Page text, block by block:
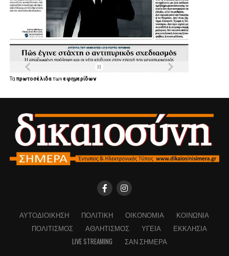
Ταπρωτοσέλιδατωνεφημερίδων
ΑΥΤΟΔΙΟΊΚΗΣΗ ΠΟΛΙΤΙΚΉ ΟΙΚΟΝΟΜΊΑ
ΚΟΙΝΩΝΊΑ
ΠΟΛΙΤΙΣΜΌΣ
ΑΘΛΗΤΙΣΜΌΣ ΥΓΕΊΑ
ΕΚΚΛΗΣΊΑ
LIVE STREAMING
ΣΑΝ ΣΉΜΕΡΑ